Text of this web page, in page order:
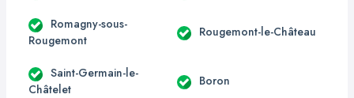
Romagny-sous-
Rougemont
Rougemont-le-Château
Saint-Germain-le-
Châtelet
Boron